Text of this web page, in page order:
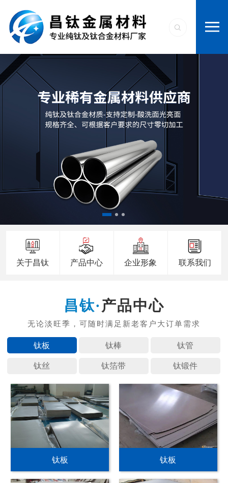
关于昌钛 产品中心 企业形象 联系我们
产品中心
钛板 钛棒 钛管
钛丝 钛箔带 钛锻件
钛板 钛板